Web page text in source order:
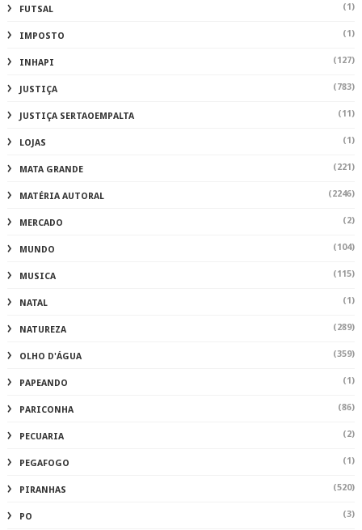
FUTSAL (1)
IMPOSTO (1)
INHAPI (127)
JUSTIÇA (783)
JUSTIÇA SERTAOEMPALTA (11)
LOJAS (1)
MATA GRANDE (221)
MATÉRIA AUTORAL (2246)
MERCADO (2)
MUNDO (104)
MUSICA (115)
NATAL (1)
NATUREZA (289)
OLHO D'ÁGUA (359)
PAPEANDO (1)
PARICONHA (86)
PECUARIA (2)
PEGAFOGO (1)
PIRANHAS (520)
PO (3)